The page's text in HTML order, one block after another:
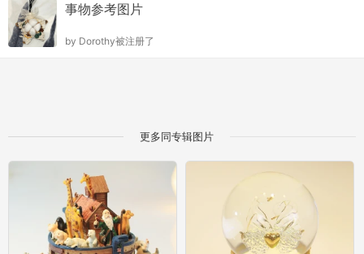
事物参考图片
by Dorothy被注册了
更多同专辑图片